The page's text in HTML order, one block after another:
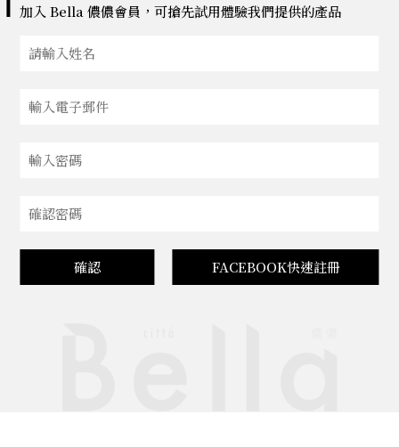
加入 Bella 儂儂會員，可搶先試用體驗我們提供的產品
確認 FACEBOOK快速註冊